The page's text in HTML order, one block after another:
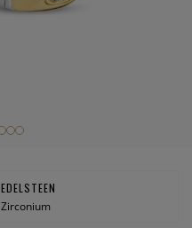
EDELSTEEN
Zirconium